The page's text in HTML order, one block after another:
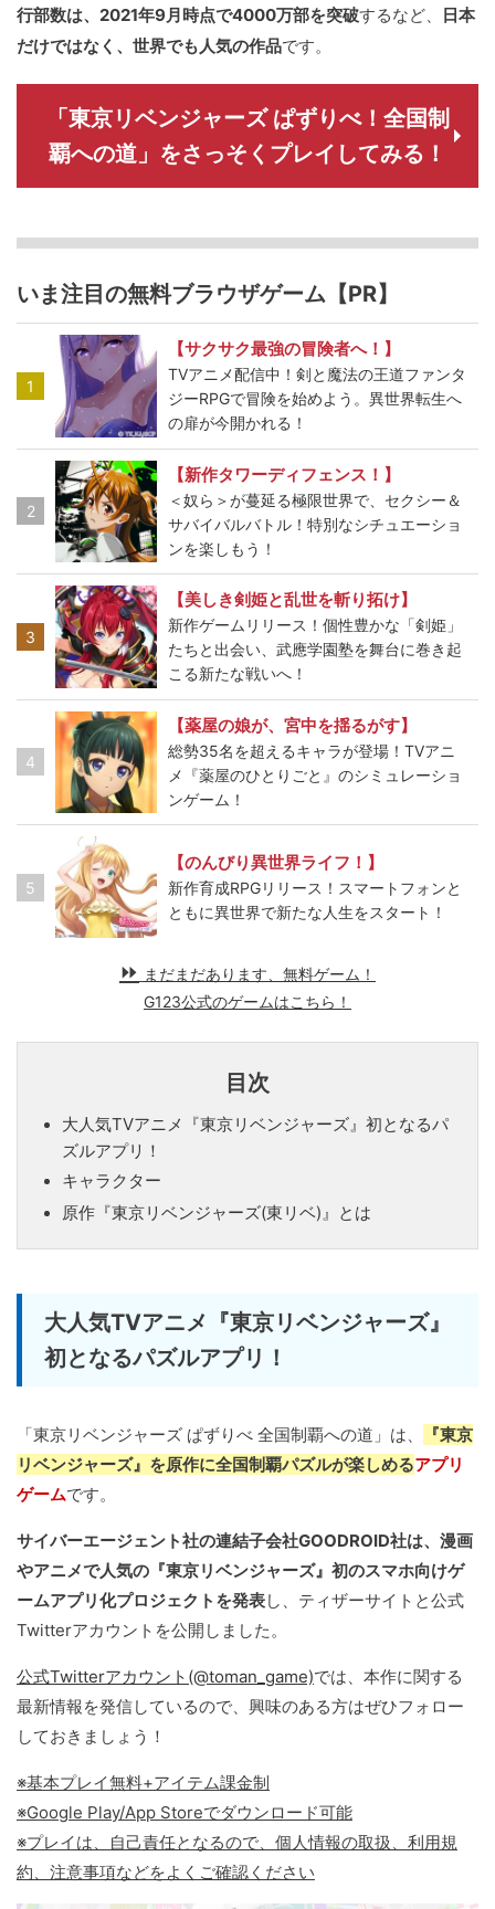
行部数は、2021年9月時点で4000万部を突破するなど、
日本
だけではなく、世界でも人気の作品です。
「東京リベンジャーズ ぱずりべ！全国制
覇への道」をさっそくプレイしてみる！
いま注目の無料ブラウザゲーム【PR】
1
【サクサク最強の冒険者へ！】
TVアニメ配信中！剣と魔法の王道ファンタ
ジーRPGで冒険を始めよう。異世界転生へ
の扉が今開かれる！
2
【新作タワーディフェンス！】
＜奴ら＞が蔓延る極限世界で、セクシー＆
サバイバルバトル！特別なシチュエーショ
ンを楽しもう！
3
【美しき剣姫と乱世を斬り拓け】
新作ゲームリリース！個性豊かな「剣姫」
たちと出会い、武應学園塾を舞台に巻き起
こる新たな戦いへ！
4
【薬屋の娘が、宮中を揺るがす】
総勢35名を超えるキャラが登場！TVアニ
メ『薬屋のひとりごと』のシミュレーショ
ンゲーム！
5
【のんびり異世界ライフ！】
新作育成RPGリリース！スマートフォンと
ともに異世界で新たな人生をスタート！
まだまだあります、無料ゲーム！
G123公式のゲームはこちら！
目次
大人気TVアニメ『東京リベンジャーズ』初となるパ
ズルアプリ！
キャラクター
原作『東京リベンジャーズ(東リベ)』とは
大人気TVアニメ『東京リベンジャーズ』
初となるパズルアプリ！
「東京リベンジャーズ ぱずりべ 全国制覇への道」は、
『東京
リベンジャーズ』を原作に全国制覇パズルが楽しめるアプリ
ゲームです。
サイバーエージェント社の連結子会社GOODROID社は、漫画
やアニメで人気の『東京リベンジャーズ』初のスマホ向けゲ
ームアプリ化プロジェクトを発表し、ティザーサイトと公式
Twitterアカウントを公開しました。
公式Twitterアカウント(@toman_game)では、本作に関する
最新情報を発信しているので、興味のある方はぜひフォロー
しておきましょう！
※基本プレイ無料+アイテム課金制
※Google Play/App Storeでダウンロード可能
※プレイは、自己責任となるので、個人情報の取扱、利用規
約、注意事項などをよくご確認ください